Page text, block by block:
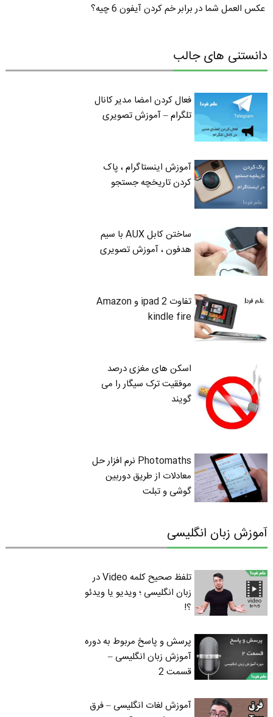
عکس العمل شما در برابر خم کردن آیفون 6 چیه؟
دانستنی های جالب
فعال کردن امضا مدیر کانال
تلگرام – آموزش تصویری
آموزش اینستاگرام ، پاک
کردن تاریخچه جستجو
ساختن کابل AUX با سیم
هدفون ، آموزش تصویری
تفاوت ipad 2 و Amazon
kindle fire
اسکن های مغزی درصد
موفقیت ترک سیگار را می
گویند
Photomaths نرم افزار حل
معادلات از طریق دوربین
گوشی و تبلت
آموزش زبان انگلیسی
تلفظ صحیح کلمه Video در
زبان انگلیسی ؛ ویدیو یا ویدئو
؟!
پرسش و پاسخ مربوط به دوره
آموزش زبان انگلیسی –
قسمت 2
آموزش لغات انگلیسی – فرق